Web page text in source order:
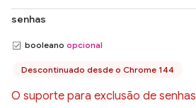
senhas
booleano opcional
Descontinuado desde o Chrome 144
O suporte para exclusão de